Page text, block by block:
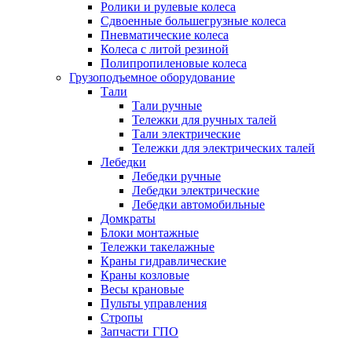
Ролики и рулевые колеса
Сдвоенные большегрузные колеса
Пневматические колеса
Колеса с литой резиной
Полипропиленовые колеса
Грузоподъемное оборудование
Тали
Тали ручные
Тележки для ручных талей
Тали электрические
Тележки для электрических талей
Лебедки
Лебедки ручные
Лебедки электрические
Лебедки автомобильные
Домкраты
Блоки монтажные
Тележки такелажные
Краны гидравлические
Краны козловые
Весы крановые
Пульты управления
Стропы
Запчасти ГПО